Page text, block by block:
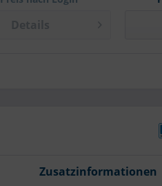
Zusatzinformationen